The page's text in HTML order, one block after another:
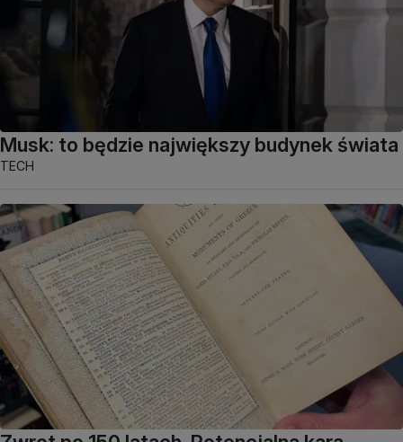
Musk: to będzie największy budynek świata
TECH